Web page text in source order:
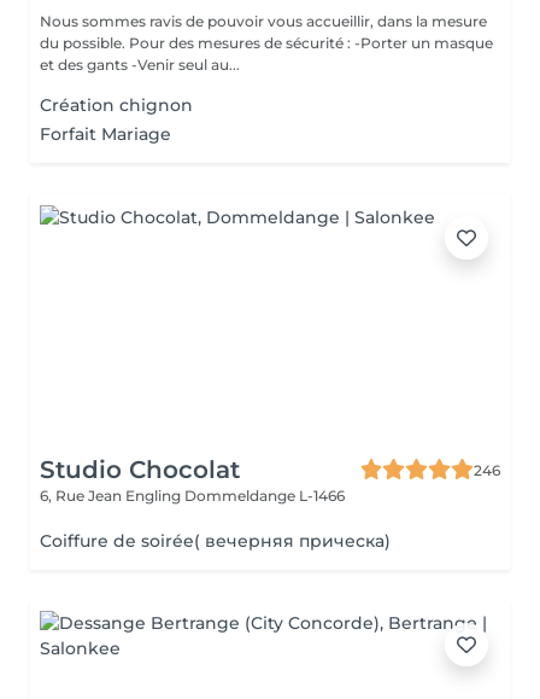
Nous sommes ravis de pouvoir vous accueillir, dans la mesure
du possible. Pour des mesures de sécurité : -Porter un masque
et des gants -Venir seul au...
Création chignon
Forfait Mariage
Studio Chocolat
246
6, Rue Jean Engling Dommeldange L-1466
Coiffure de soirée( вечерняя прическа)